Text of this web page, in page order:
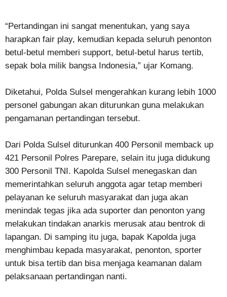
“Pertandingan ini sangat menentukan, yang saya
harapkan fair play, kemudian kepada seluruh penonton
betul-betul memberi support, betul-betul harus tertib,
sepak bola milik bangsa Indonesia,” ujar Komang.
Diketahui, Polda Sulsel mengerahkan kurang lebih 1000
personel gabungan akan diturunkan guna melakukan
pengamanan pertandingan tersebut.
Dari Polda Sulsel diturunkan 400 Personil memback up
421 Personil Polres Parepare, selain itu juga didukung
300 Personil TNI. Kapolda Sulsel menegaskan dan
memerintahkan seluruh anggota agar tetap memberi
pelayanan ke seluruh masyarakat dan juga akan
menindak tegas jika ada suporter dan penonton yang
melakukan tindakan anarkis merusak atau bentrok di
lapangan. Di samping itu juga, bapak Kapolda juga
menghimbau kepada masyarakat, penonton, sporter
untuk bisa tertib dan bisa menjaga keamanan dalam
pelaksanaan pertandingan nanti.